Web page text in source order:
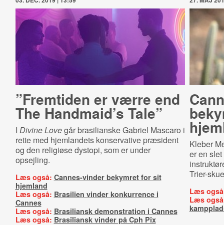
”Fremtiden er værre end
The Handmaid’s Tale”
I Divine Lovegår brasilianske Gabriel Mascaro i
rette med hjemlandets konservative præsident
og den religiøse dystopi, som er under
opsejling.
Læs også: Cannes-vinder bekymret for sit
hjemland
Læs også: Brasilien vinder konkurrence i
Cannes
Læs også: Brasiliansk demonstration i Cannes
Læs også: Brasiliansk vinder på Cph Pix
Kleber
er en
Trier-
Læs
Læs